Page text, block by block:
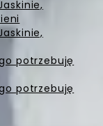
potrzebuję
potrzebuję